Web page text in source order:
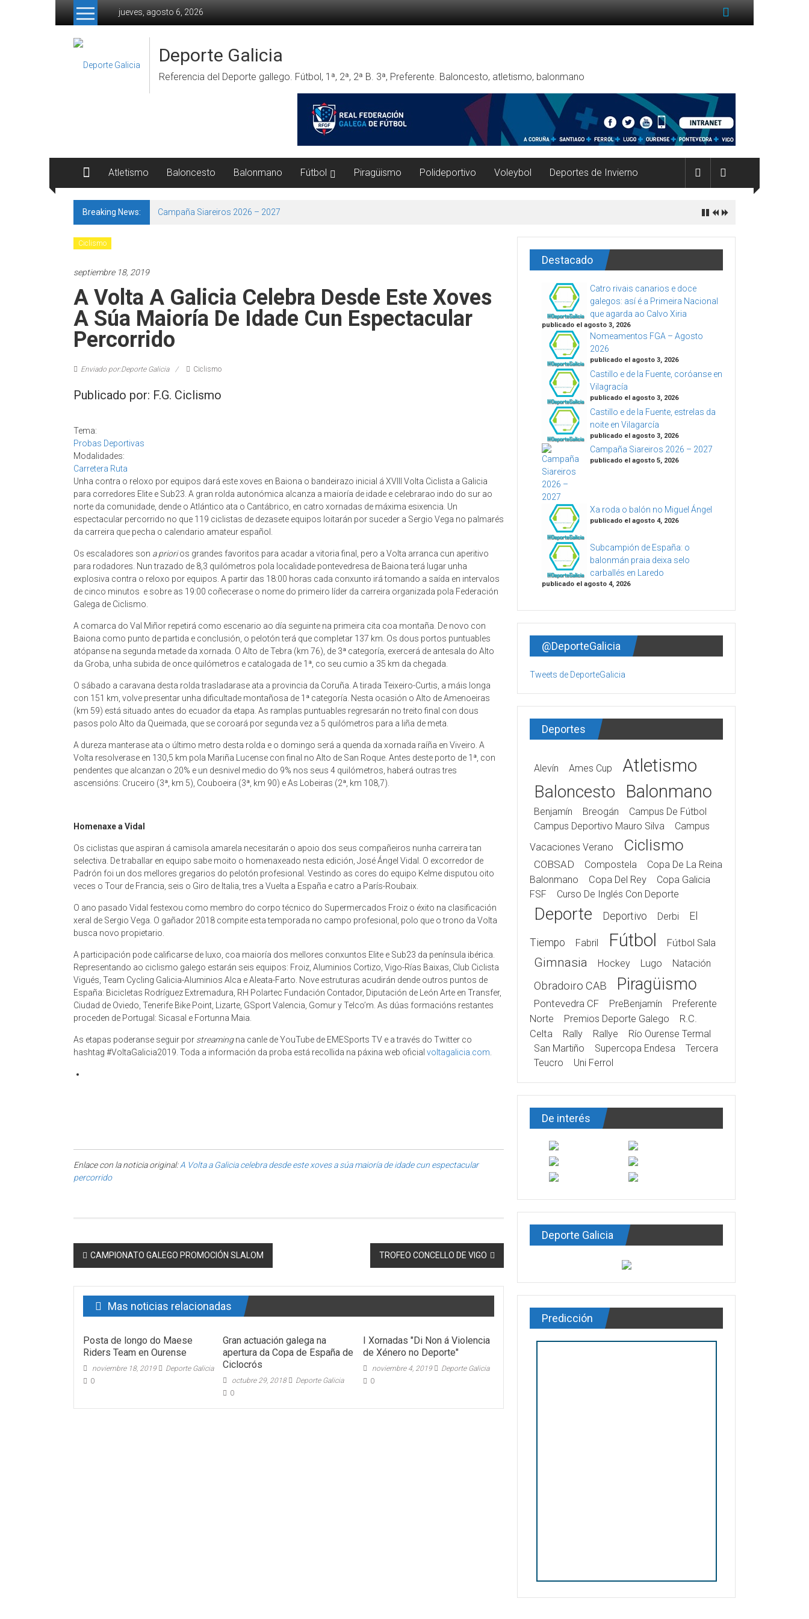
Skip to content
jueves, agosto 6, 2026
Deporte Galicia
Referencia del Deporte gallego. Fútbol, 1ª, 2ª, 2ª B. 3ª, Preferente. Baloncesto, atletismo, balonmano
Atletismo Baloncesto Balonmano Fútbol Piragüismo Polideportivo Voleybol Deportes de Invierno
Breaking News: Campaña Siareiros 2026 – 2027
Ciclismo
septiembre 18, 2019
A Volta A Galicia Celebra Desde Este Xoves
A Súa Maioría De Idade Cun Espectacular
Percorrido
Enviado por:Deporte Galicia Ciclismo
Publicado por: F.G. Ciclismo
Tema:
Probas Deportivas
Modalidades:
Carretera Ruta
Unha contra o reloxo por equipos dará este xoves en Baiona o bandeirazo inicial á XVIII Volta Ciclista a Galicia
para corredores Elite e Sub23. A gran rolda autonómica alcanza a maioría de idade e celebrarao indo do sur ao
norte da comunidade, dende o Atlántico ata o Cantábrico, en catro xornadas de máxima esixencia. Un
espectacular percorrido no que 119 ciclistas de dezasete equipos loitarán por suceder a Sergio Vega no palmarés
da carreira que pecha o calendario amateur español.
Os escaladores son a priorios grandes favoritos para acadar a vitoria final, pero a Volta arranca cun aperitivo
para rodadores. Nun trazado de 8,3 quilómetros pola localidade pontevedresa de Baiona terá lugar unha
explosiva contra o reloxo por equipos. A partir das 18:00 horas cada conxunto irá tomando a saída en intervalos
de cinco minutos e sobre as 19:00 coñecerase o nome do primeiro líder da carreira organizada pola Federación
Galega de Ciclismo.
A comarca do Val Miñor repetirá como escenario ao día seguinte na primeira cita coa montaña. De novo con
Baiona como punto de partida e conclusión, o pelotón terá que completar 137 km. Os dous portos puntuables
atópanse na segunda metade da xornada. O Alto de Tebra (km 76), de 3ª categoría, exercerá de antesala do Alto
da Groba, unha subida de once quilómetros e catalogada de 1ª, co seu cumio a 35 km da chegada.
O sábado a caravana desta rolda trasladarase ata a provincia da Coruña. A tirada Teixeiro-Curtis, a máis longa
con 151 km, volve presentar unha dificultade montañosa de 1ª categoría. Nesta ocasión o Alto de Amenoeiras
(km 59) está situado antes do ecuador da etapa. As ramplas puntuables regresarán no treito final con dous
pasos polo Alto da Queimada, que se coroará por segunda vez a 5 quilómetros para a liña de meta.
A dureza manterase ata o último metro desta rolda e o domingo será a quenda da xornada raíña en Viveiro. A
Volta resolverase en 130,5 km pola Mariña Lucense con final no Alto de San Roque. Antes deste porto de 1ª, con
pendentes que alcanzan o 20% e un desnivel medio do 9% nos seus 4 quilómetros, haberá outras tres
ascensións: Cruceiro (3ª, km 5), Couboeira (3ª, km 90) e As Lobeiras (2ª, km 108,7).
Homenaxe a Vidal
Os ciclistas que aspiran á camisola amarela necesitarán o apoio dos seus compañeiros nunha carreira tan
selectiva. De traballar en equipo sabe moito o homenaxeado nesta edición, José Ángel Vidal. O excorredor de
Padrón foi un dos mellores gregarios do pelotón profesional. Vestindo as cores do equipo Kelme disputou oito
veces o Tour de Francia, seis o Giro de Italia, tres a Vuelta a España e catro a París-Roubaix.
O ano pasado Vidal festexou como membro do corpo técnico do Supermercados Froiz o éxito na clasificación
xeral de Sergio Vega. O gañador 2018 compite esta temporada no campo profesional, polo que o trono da Volta
busca novo propietario.
A participación pode calificarse de luxo, coa maioría dos mellores conxuntos Elite e Sub23 da península ibérica.
Representando ao ciclismo galego estarán seis equipos: Froiz, Aluminios Cortizo, Vigo-Rías Baixas, Club Ciclista
Vigués, Team Cycling Galicia-Aluminios Alca e Aleata-Farto. Nove estruturas acudirán dende outros puntos de
España: Bicicletas Rodríguez Extremadura, RH Polartec Fundación Contador, Diputación de León Arte en Transfer,
Ciudad de Oviedo, Tenerife Bike Point, Lizarte, GSport Valencia, Gomur y Telco’m. As dúas formacións restantes
proceden de Portugal: Sicasal e Fortunna Maia.
As etapas poderanse seguir por streamingna canle de YouTube de EMESports TV e a través do Twitter co
hashtag #VoltaGalicia2019. Toda a información da proba está recollida na páxina web oficial voltagalicia.com
Enlace con la noticia original:A Volta a Galicia celebra desde este xoves a súa maioría de idade cun espectacular
percorrido
Post navigation
CAMPIONATO GALEGO PROMOCIÓN SLALOM TROFEO CONCELLO DE VIGO
Mas noticias relacionadas
Posta de longo do Maese
Riders Team en Ourense
noviembre 18, 2019
Deporte Galicia
0
Gran actuación galega na
apertura da Copa de España de
Ciclocrós
octubre 29, 2018
Deporte Galicia
0
I Xornadas "Di Non á Violencia
de Xénero no Deporte"
noviembre 4, 2019
Deporte Galicia
0
Destacado
Catro rivais canarios e doce
galegos: así é a Primeira Nacional
que agarda ao Calvo Xiria
publicado el agosto 3, 2026
Nomeamentos FGA – Agosto
2026
publicado el agosto 3, 2026
Castillo e de la Fuente, coróanse en
Vilagracía
publicado el agosto 3, 2026
Castillo e de la Fuente, estrelas da
noite en Vilagarcía
publicado el agosto 3, 2026
Campaña Siareiros 2026 – 2027
publicado el agosto 5, 2026
Xa roda o balón no Miguel Ángel
publicado el agosto 4, 2026
Subcampión de España: o
balonmán praia deixa selo
carballés en Laredo
publicado el agosto 4, 2026
@DeporteGalicia
Tweets de DeporteGalicia
Deportes
Alevín Ames Cup Atletismo
Baloncesto Balonmano
Benjamín Breogán
Campus De Fútbol
Campus Deportivo Mauro Silva
Campus
Vacaciones Verano
Ciclismo
COBSAD Compostela
Copa De La Reina
Balonmano
Copa Del Rey
Copa Galicia
FSF
Curso De Inglés Con Deporte
Deporte Deportivo Derbi El
Tiempo Fabril Fútbol Fútbol Sala
Gimnasia Hockey Lugo Natación
Obradoiro CAB Piragüismo
Pontevedra CF PreBenjamín
Preferente
Norte
Premios Deporte Galego
R.C.
Celta
Rally Rallye
Río Ourense Termal
San Martiño
Supercopa Endesa
Tercera
Teucro
Uni Ferrol
De interés
Deporte Galicia
Predicción